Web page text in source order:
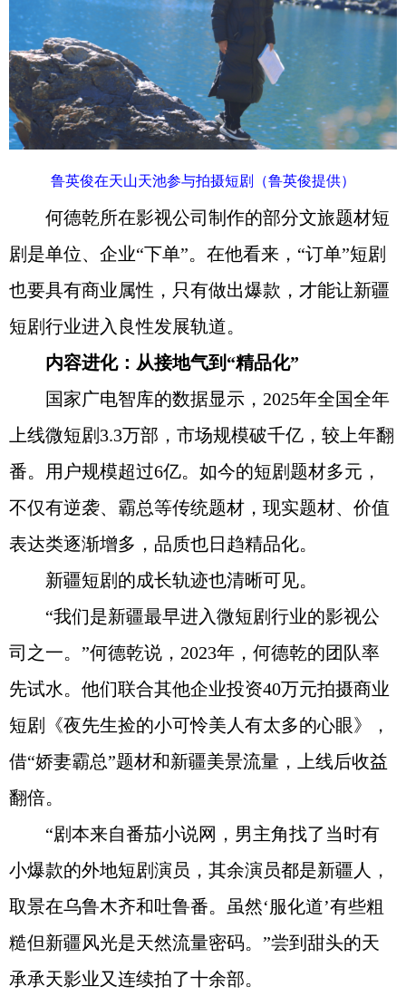
鲁英俊在天山天池参与拍摄短剧（鲁英俊提供）
何德乾所在影视公司制作的部分文旅题材短
剧是单位、企业“下单”。在他看来，“订单”短剧
也要具有商业属性，只有做出爆款，才能让新疆
短剧行业进入良性发展轨道。
内容进化：从接地气到“精品化”
国家广电智库的数据显示，2025年全国全年
上线微短剧3.3万部，市场规模破千亿，较上年翻
番。用户规模超过6亿。如今的短剧题材多元，
不仅有逆袭、霸总等传统题材，现实题材、价值
表达类逐渐增多，品质也日趋精品化。
新疆短剧的成长轨迹也清晰可见。
“我们是新疆最早进入微短剧行业的影视公
司之一。”何德乾说，2023年，何德乾的团队率
先试水。他们联合其他企业投资40万元拍摄商业
短剧《夜先生捡的小可怜美人有太多的心眼》，
借“娇妻霸总”题材和新疆美景流量，上线后收益
翻倍。
“剧本来自番茄小说网，男主角找了当时有
小爆款的外地短剧演员，其余演员都是新疆人，
取景在乌鲁木齐和吐鲁番。虽然‘服化道’有些粗
糙但新疆风光是天然流量密码。”尝到甜头的天
承承天影业又连续拍了十余部。